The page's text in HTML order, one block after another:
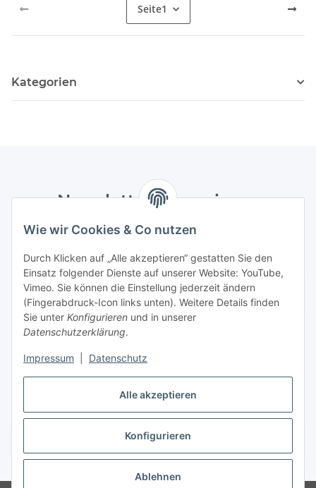
Alle akzeptieren
Konfigurieren
Ablehnen
Wie wir Cookies & Co nutzen
Durch Klicken auf „Alle akzeptieren“ gestatten Sie den
Einsatz folgender Dienste auf unserer Website: YouTube,
Vimeo. Sie können die Einstellung jederzeit ändern
(Fingerabdruck-Icon links unten). Weitere Details finden
Sie unter Konfigurieren und in unserer
Datenschutzerklärung.
Impressum Datenschutz
Seite1
Kategorien
Newsletter Abonnieren
Bitte senden Sie mir entsprechend Ihrer
Informationen zu Ihrem Produktsortiment per E-Mail zu.
Abonnieren
Newsletter Abonnieren
Vertrag widerrufen
* Alle Preise inkl. gesetzlicher USt., zzgl.Versand